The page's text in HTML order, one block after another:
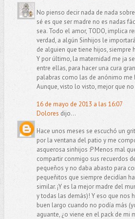
No pienso decir nada de nada
sé es que ser madre no es nadas
sea. Todo el amor, TODO, implica
verdad, a algún Sinhijos le
de alguien que tiene hijos, siempre
Y por último, la maternidad me ja
entre ellas, para hacer una cura
palabras como las de anónimo me
Aunque, visto lo visto, mejor que
16 de mayo de 2013 a las 16:07
Dolores dijo...
Hace unos meses se escuchó un
por la ventana del patio y me
asquerosa sinhijos :P Menos mal
compartir conmigo sus recuerdos
pequeños y no daba abasto para
pequeñitos que siempre decidían
similar. ¡Y es la mejor madre del
y todas las demás)! Y eso que nos
buen largo cuando no podía más
aguante, ¿o viene en el pack de mi